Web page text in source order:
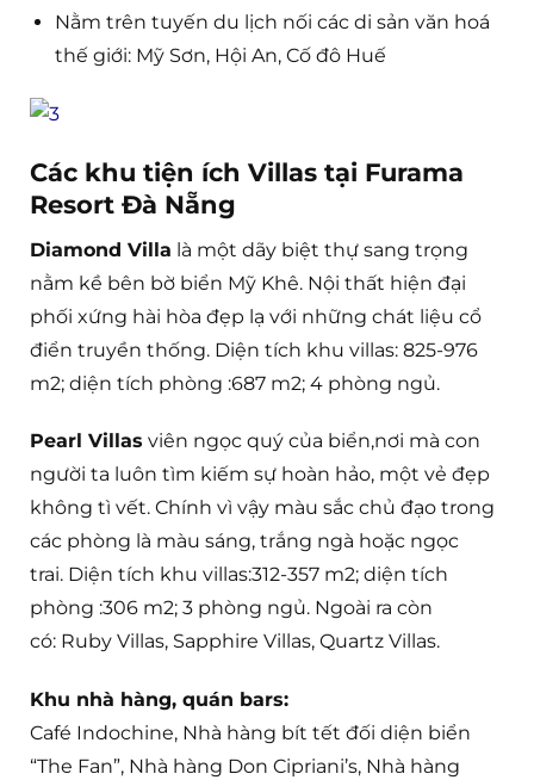
Nằm trên tuyến du lịch nối các di sản văn hoá
thế giới: Mỹ Sơn, Hội An, Cố đô Huế
Các khu tiện ích Villas tại Furama
Resort Đà Nẵng
Diamond Villa là một dãy biệt thự sang trọng
nằm kề bên bờ biển Mỹ Khê. Nội thất hiện đại
phối xứng hài hòa đẹp lạ với những chát liệu cổ
điển truyền thống. Diện tích khu villas: 825-976
m2; diện tích phòng :687 m2; 4 phòng ngủ.
Pearl Villas viên ngọc quý của biển,nơi mà con
người ta luôn tìm kiếm sự hoàn hảo, một vẻ đẹp
không tì vết. Chính vì vậy màu sắc chủ đạo trong
các phòng là màu sáng, trắng ngà hoặc ngọc
trai. Diện tích khu villas:312-357 m2; diện tích
phòng :306 m2; 3 phòng ngủ. Ngoài ra còn
có: Ruby Villas, Sapphire Villas, Quartz Villas.
Khu nhà hàng, quán bars:
Café Indochine, Nhà hàng bít tết đối diện biển
“The Fan”, Nhà hàng Don Cipriani’s, Nhà hàng